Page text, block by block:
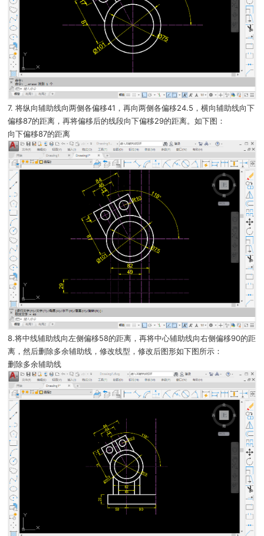
7. 将纵向辅助线向两侧各偏移41，再向两侧各偏移24.5，横向辅助线向下
偏移87的距离，再将偏移后的线段向下偏移29的距离。如下图：
向下偏移87的距离
8.将中线辅助线向左侧偏移58的距离，再将中心辅助线向右侧偏移90的距
离，然后删除多余辅助线，修改线型，修改后图形如下图所示：
删除多余辅助线